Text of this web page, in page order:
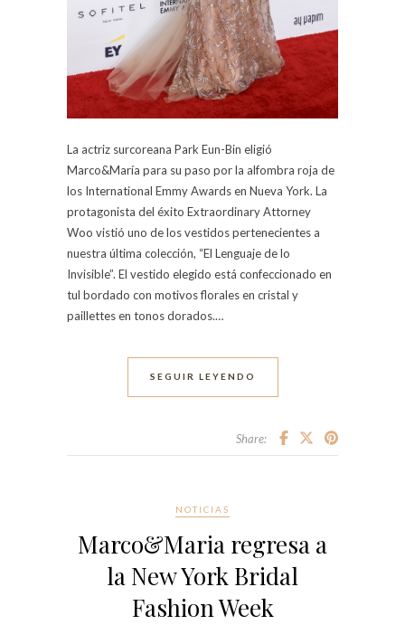
La actriz surcoreana Park Eun-Bin eligió
Marco&María para su paso por la alfombra roja de
los International Emmy Awards en Nueva York. La
protagonista del éxito Extraordinary Attorney
Woo vistió uno de los vestidos pertenecientes a
nuestra última colección, “El Lenguaje de lo
Invisible”. El vestido elegido está confeccionado en
tul bordado con motivos florales en cristal y
paillettes en tonos dorados.…
SEGUIR LEYENDO
Share:
NOTICIAS
Marco&Maria regresa a
la New York Bridal
Fashion Week